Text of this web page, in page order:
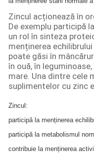
Zincul acționează în
De exemplu participă
un rol în sinteza
menținerea
poate găsi în
în ouă, în
mare. Una dintre cele
suplimentelor cu zinc
Zincul:
participă la menținerea
participă la metabolismul
contribuie la menținerea